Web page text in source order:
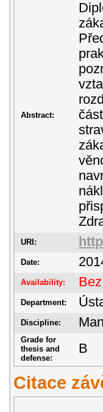
Abstract:
URI:
Date:
Availability:
Department:
Discipline:
Grade for
thesis and
defense:
B
Citace